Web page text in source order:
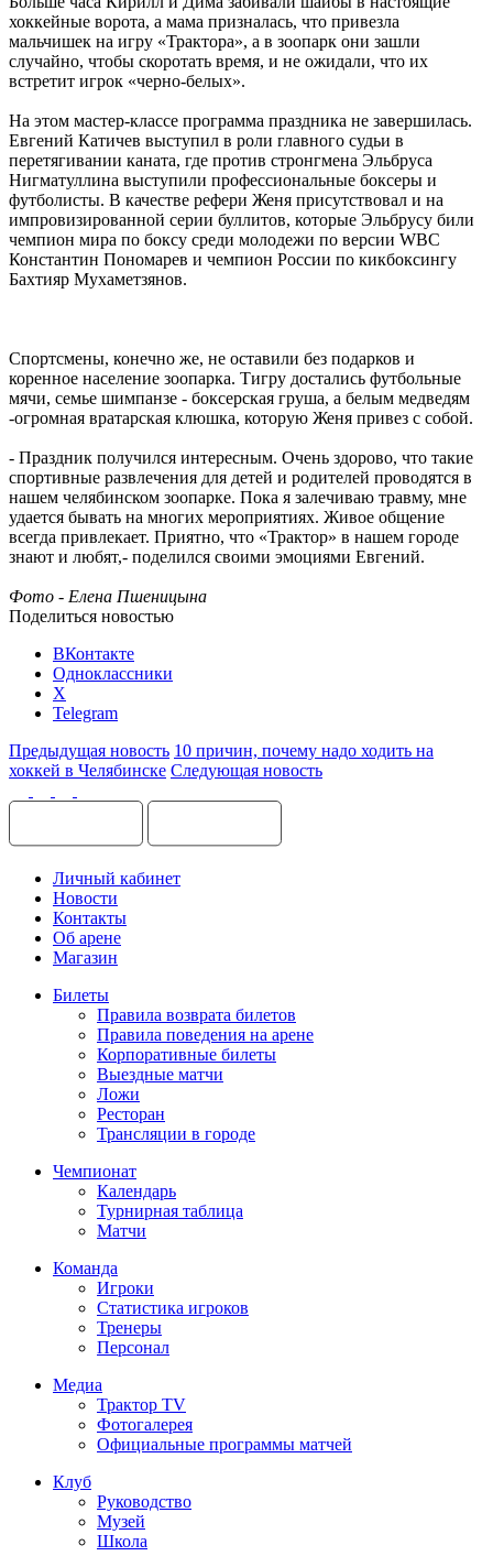
хоккейные ворота, а мама призналась, что привезла
мальчишек на игру «Трактора», а в зоопарк они зашли
случайно, чтобы скоротать время, и не ожидали, что их
встретит игрок «черно-белых».
На этом мастер-классе программа праздника не завершилась.
Евгений Катичев выступил в роли главного судьи в
перетягивании каната, где против стронгмена Эльбруса
Нигматуллина выступили профессиональные боксеры и
футболисты. В качестве рефери Женя присутствовал и на
импровизированной серии буллитов, которые Эльбрусу били
чемпион мира по боксу среди молодежи по версии WBC
Константин Пономарев и чемпион России по кикбоксингу
Бахтияр Мухаметзянов.
Спортсмены, конечно же, не оставили без подарков и
коренное население зоопарка. Тигру достались футбольные
мячи, семье шимпанзе - боксерская груша, а белым медведям
-огромная вратарская клюшка, которую Женя привез с собой.
- Праздник получился интересным. Очень здорово, что такие
спортивные развлечения для детей и родителей проводятся в
нашем челябинском зоопарке. Пока я залечиваю травму, мне
удается бывать на многих мероприятиях. Живое общение
всегда привлекает. Приятно, что «Трактор» в нашем городе
знают и любят,- поделился своими эмоциями Евгений.
Фото - Елена Пшеницына
Поделиться новостью
ВКонтакте
Одноклассники
X
Telegram
Предыдущая новость 10 причин, почему надо ходить на
хоккей в Челябинске Следующая новость
Личный кабинет
Новости
Контакты
Об арене
Магазин
Билеты
Правила возврата билетов
Правила поведения на арене
Корпоративные билеты
Выездные матчи
Ложи
Ресторан
Трансляции в городе
Чемпионат
Календарь
Турнирная таблица
Матчи
Команда
Игроки
Статистика игроков
Тренеры
Персонал
Медиа
Трактор TV
Фотогалерея
Официальные программы матчей
Клуб
Руководство
Музей
Школа